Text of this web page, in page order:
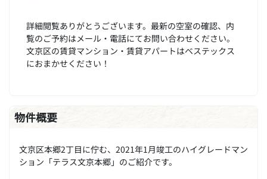
詳細閲覧ありがとうございます。最新の空室の確認、内
覧のご予約はメール・電話にてお問い合わせください。
文京区の賃貸マンション・賃貸アパートはベステックス
におまかせください！
物件概要
文京区本郷2丁目に佇む、2021年1月竣工のハイグレードマン
ション「テラス文京本郷」のご紹介です。